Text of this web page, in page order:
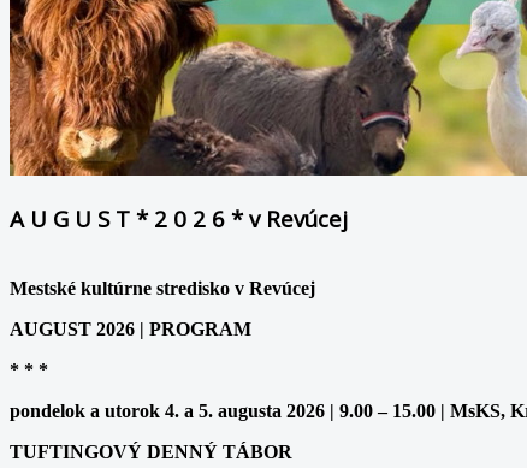
A U G U S T * 2 0 2 6 * v Revúcej
Mestské kultúrne stredisko v Revúcej
AUGUST 2026 | PROGRAM
* * *
pondelok a utorok 4. a 5. augusta 2026 | 9.00 – 15.00 | MsKS,
TUFTINGOVÝ DENNÝ TÁBOR